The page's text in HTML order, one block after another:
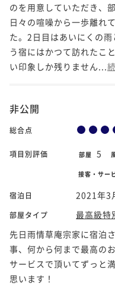
のを用意していただき、
日々の喧噪から一歩離れ
た。2日目はあいにくの
う宿にはかつて訪れたこ
い印象しか残りません...
非公開
総合点
項目別評価 部屋 5
接客・サー
宿泊日 2021年3
部屋タイプ
最高級
先日雨情草庵宗家に宿泊
事、何から何まで最高の
サービスで頂いてずっと
思います！